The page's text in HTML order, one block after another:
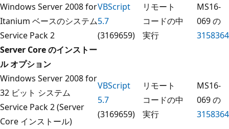
Windows Server 2008 for
Itanium ベースのシステム
Service Pack 2
VBScript
5.7
(3169659)
リモート
コードの
実行
中
MS16-
069 の
3158364
Server Core のインストー
ル オプション
Windows Server 2008 for
32 ビット システム
Service Pack 2 (Server
Core インストール)
VBScript
5.7
(3169659)
リモート
コードの
実行
中
MS16-
069 の
3158364